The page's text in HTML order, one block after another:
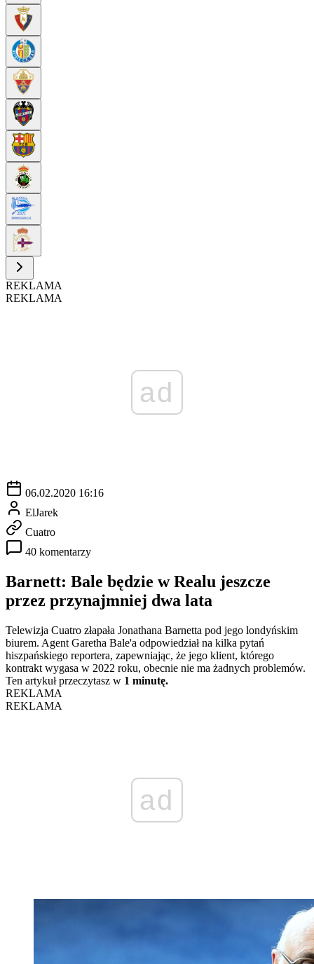
REKLAMA
REKLAMA
ad
06.02.2020 16:16
ElJarek
Cuatro
40 komentarzy
Barnett: Bale będzie w Realu jeszcze
przez przynajmniej dwa lata
Telewizja Cuatro złapała Jonathana Barnetta pod jego londyńskim
biurem. Agent Garetha Bale'a odpowiedział na kilka pytań
hiszpańskiego reportera, zapewniając, że jego klient, którego
kontrakt wygasa w 2022 roku, obecnie nie ma żadnych problemów.
Ten artykuł przeczytasz w 1 minutę.
REKLAMA
REKLAMA
ad